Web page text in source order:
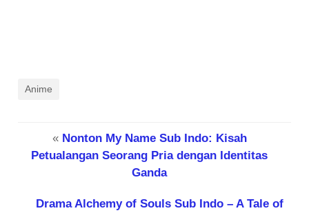
Anime
« Nonton My Name Sub Indo: Kisah
Petualangan Seorang Pria dengan Identitas
Ganda
Drama Alchemy of Souls Sub Indo – A Tale of